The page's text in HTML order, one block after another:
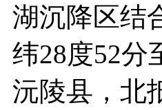
湖沉降区结
纬28度52分
沅陵县，北